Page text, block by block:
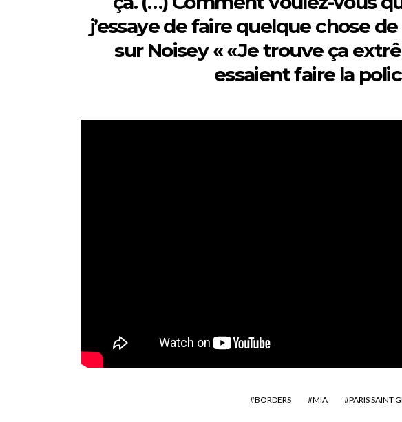
j’essaye de faire quelque chose
sur Noisey « «Je trouve ça
essaient faire la
BORDERS MIA PARIS SAINT